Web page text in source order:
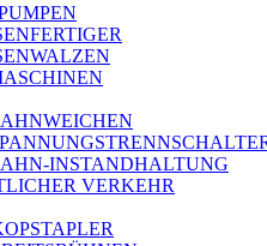
INSTANDHALTUNG
VERKEHR